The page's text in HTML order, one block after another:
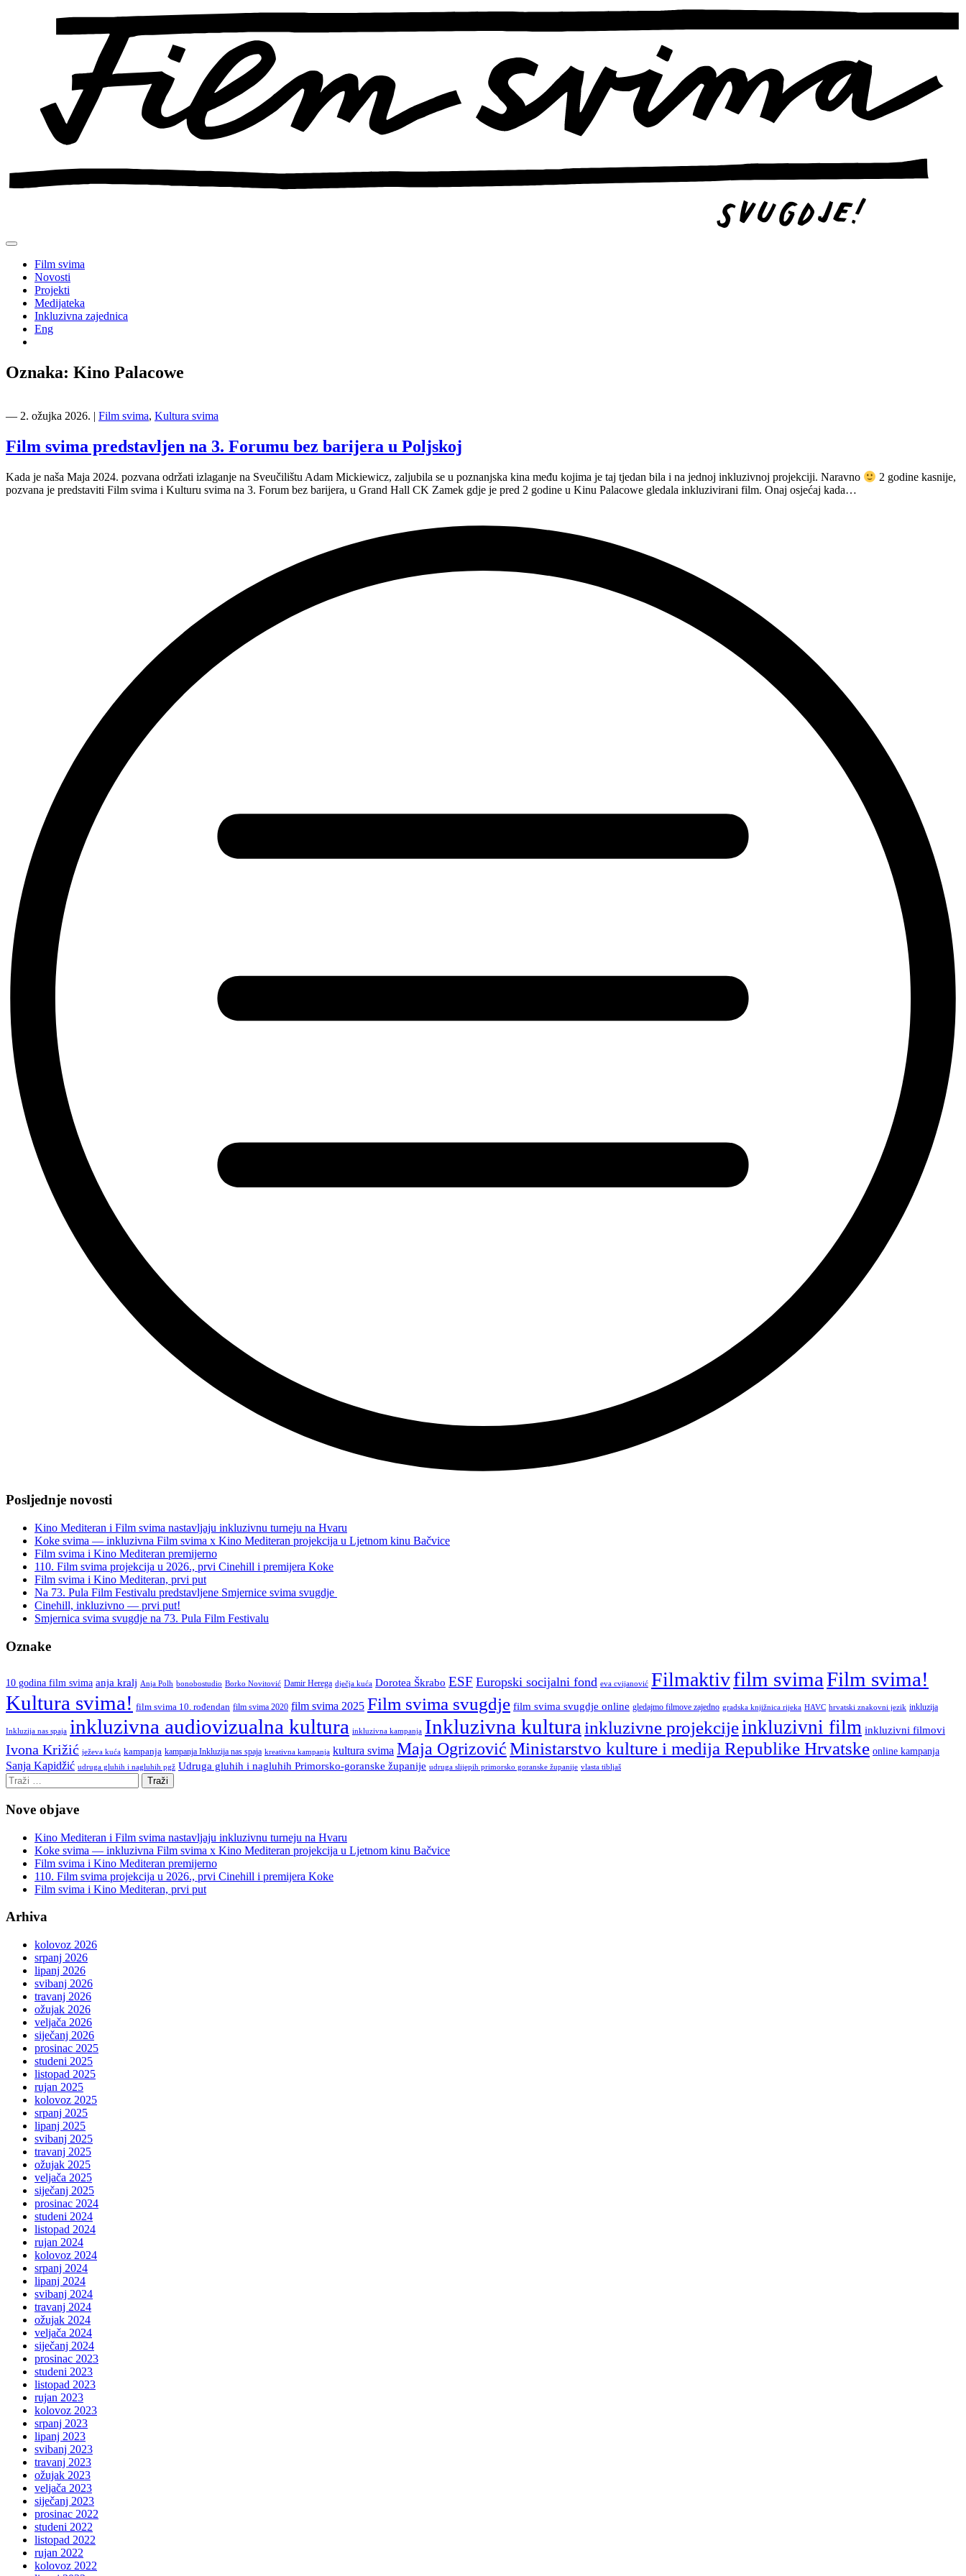
Film svima
Novosti
Projekti
Medijateka
Inkluzivna zajednica
Eng
Oznaka: Kino Palacowe
― 2. ožujka 2026. | Film svima, Kultura svima
Film svima predstavljen na 3. Forumu bez barijera u Poljskoj
Kada je naša Maja 2024. pozvana održati izlaganje na Sveučilištu Adam Mickiewicz, zaljubila se u poznanjska kina među kojima je taj tjedan bila i na jednoj inkluzivnoj projekciji. Naravno
2 godine kasnije,
pozvana je predstaviti Film svima i Kulturu svima na 3. Forum bez barijera, u Grand Hall CK Zamek gdje je pred 2 godine u Kinu Palacowe gledala inkluzivirani film. Onaj osjećaj kada…
svima
predstavljen
Forumu
barijera
Poljskoj”
Posljednje novosti
Kino Mediteran i Film svima nastavljaju inkluzivnu turneju na Hvaru
Koke svima — inkluzivna Film svima x Kino Mediteran projekcija u Ljetnom kinu Bačvice
Film svima i Kino Mediteran premijerno
110. Film svima projekcija u 2026., prvi Cinehill i premijera Koke
Film svima i Kino Mediteran, prvi put
Na 73. Pula Film Festivalu predstavljene Smjernice svima svugdje
Cinehill, inkluzivno — prvi put!
Smjernica svima svugdje na 73. Pula Film Festivalu
Oznake
10 godina film svima anja kralj Anja Polh bonobostudio Borko Novitović Damir Herega dječja kuća Dorotea Škrabo ESF Europski socijalni fond eva cvijanović Filmaktivfilm svimaFilm svima!
Kultura svima! film svima 10. rođendan film svima 2020 film svima 2025 Film svima svugdje film svima svugdje online gledajmo filmove zajedno gradska knjižnica rijeka HAVC hrvatski znakovni jezik inkluzija
Inkluzija nas spaja inkluzivna audiovizualna kultura inkluzivna kampanja Inkluzivna kultura inkluzivne projekcijeinkluzivni film inkluzivni filmovi
Ivona Križić ježeva kuća kampanja kampanja Inkluzija nas spaja kreativna kampanja kultura svima Maja OgrizovićMinistarstvo kulture i medija Republike Hrvatske online kampanja
Sanja Kapidžić udruga gluhih i nagluhih pgž Udruga gluhih i nagluhih Primorsko-goranske županije udruga slijepih primorsko goranske županije vlasta tibljaš
Nove objave
Kino Mediteran i Film svima nastavljaju inkluzivnu turneju na Hvaru
Koke svima — inkluzivna Film svima x Kino Mediteran projekcija u Ljetnom kinu Bačvice
Film svima i Kino Mediteran premijerno
110. Film svima projekcija u 2026., prvi Cinehill i premijera Koke
Film svima i Kino Mediteran, prvi put
Arhiva
kolovoz 2026
srpanj 2026
lipanj 2026
svibanj 2026
travanj 2026
ožujak 2026
veljača 2026
siječanj 2026
prosinac 2025
studeni 2025
listopad 2025
rujan 2025
kolovoz 2025
srpanj 2025
lipanj 2025
svibanj 2025
travanj 2025
ožujak 2025
veljača 2025
siječanj 2025
prosinac 2024
studeni 2024
listopad 2024
rujan 2024
kolovoz 2024
srpanj 2024
lipanj 2024
svibanj 2024
travanj 2024
ožujak 2024
veljača 2024
siječanj 2024
prosinac 2023
studeni 2023
listopad 2023
rujan 2023
kolovoz 2023
srpanj 2023
lipanj 2023
svibanj 2023
travanj 2023
ožujak 2023
veljača 2023
siječanj 2023
prosinac 2022
studeni 2022
listopad 2022
rujan 2022
kolovoz 2022